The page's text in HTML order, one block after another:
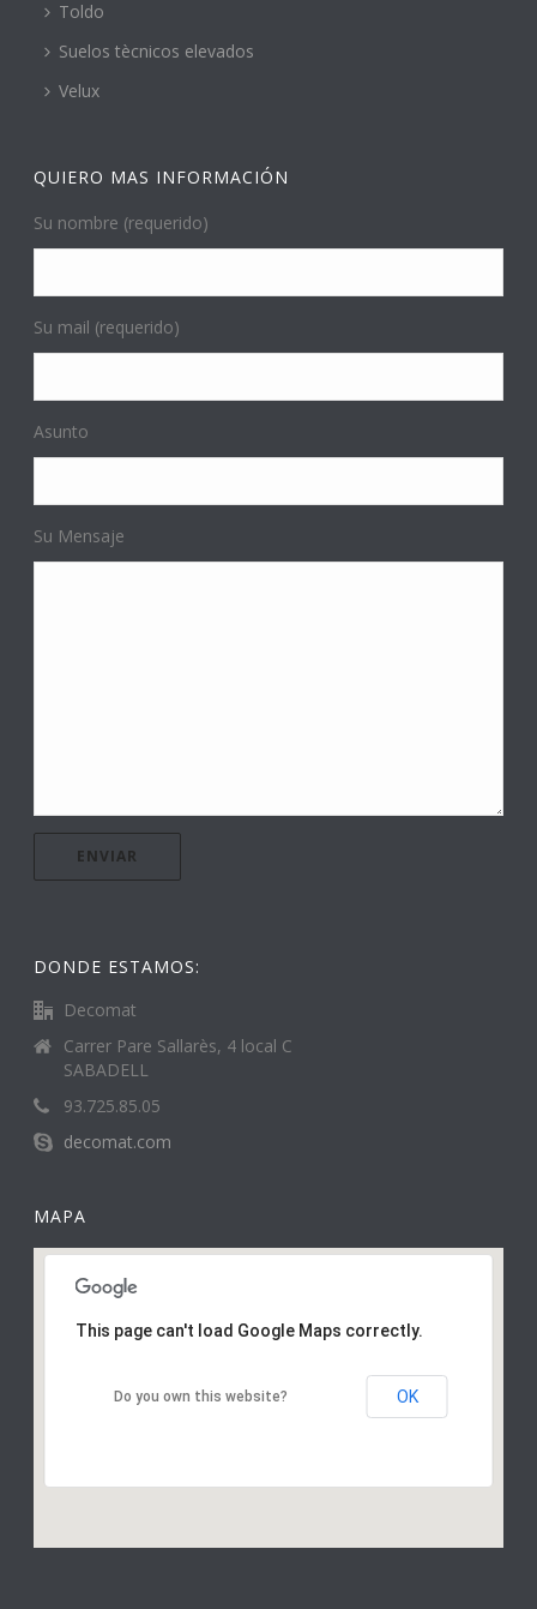
Toldo
Suelos tècnicos elevados
Velux
QUIERO MAS INFORMACIÓN
Su nombre (requerido)
Su mail (requerido)
Asunto
Su Mensaje
DONDE ESTAMOS:
Decomat
Carrer Pare Sallarès, 4 local C
SABADELL
93.725.85.05
decomat.com
MAPA
This page can't load Google Maps correctly.
Do you own this website? OK